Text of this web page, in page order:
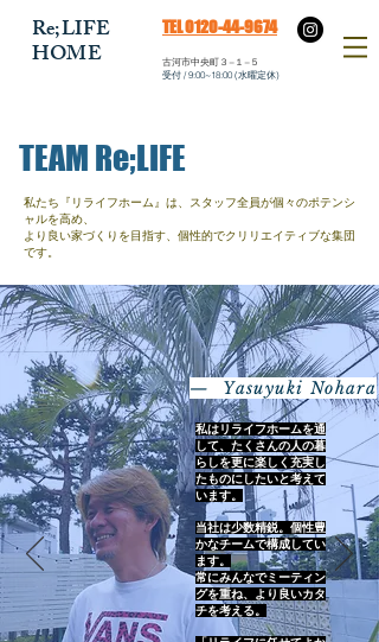
​Re;LIFE
HOME
​TEL 0120-44-9674
​古河市中央町３−１−５
​受付 / 9:00~18:00 (水曜定休)
​TEAM Re;LIFE
私たち『リライフホーム』は、​スタッフ全員が個々のポテンシ
ャルを高め、
より良い家づくりを目指す、個性的でクリリエイティブな集団
です。
— Yasuyuki Nohara
私はリライフホームを通
して、たくさんの人の暮
らしを更に楽しく充実し
たものにしたいと考えて
います。
当社は少数精鋭。個性豊
かなチームで構成してい
ます。
常にみんなでミーティン
グを重ね、より良いカタ
チを考える。